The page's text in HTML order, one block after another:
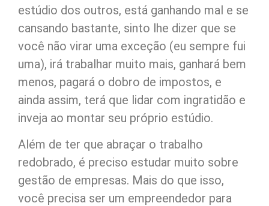
estúdio dos outros, está ganhando mal e se
cansando bastante, sinto lhe dizer que se
você não virar uma exceção (eu sempre fui
uma), irá trabalhar muito mais, ganhará bem
menos, pagará o dobro de impostos, e
ainda assim, terá que lidar com ingratidão e
inveja ao montar seu próprio estúdio.
Além de ter que abraçar o trabalho
redobrado, é preciso estudar muito sobre
gestão de empresas. Mais do que isso,
você precisa ser um empreendedor para